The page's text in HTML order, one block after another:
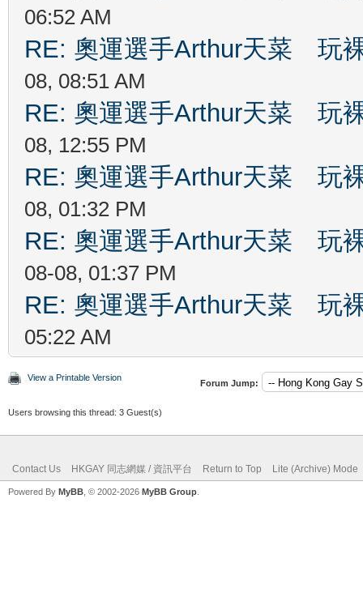
06:52 AM
RE: 奧運選手Arthur天菜 玩
08, 08:51 AM
RE: 奧運選手Arthur天菜 玩
08, 12:55 PM
RE: 奧運選手Arthur天菜 玩
08, 01:32 PM
RE: 奧運選手Arthur天菜 玩
08-08, 01:37 PM
RE: 奧運選手Arthur天菜 玩
05:22 AM
View a Printable Version
Forum Jump:
Users browsing this thread: 3 Guest(s)
Contact Us HKGAY 同志網媒 / 資訊平台 Return to Top Lite (Archive) Mode
Powered By MyBB , © 2002-2026 MyBB Group